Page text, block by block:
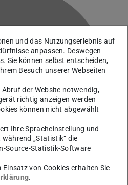
und das Nutzungserlebnis auf
anpassen. Deswegen
Sie können selbst entscheiden,
Besuch unserer Webseiten
der Website notwendig,
richtig anzeigen werden
können nicht abgewählt
Ihre Spracheinstellung und
„Statistik“ die
Source-Statistik-Software
von Cookies erhalten Sie
.